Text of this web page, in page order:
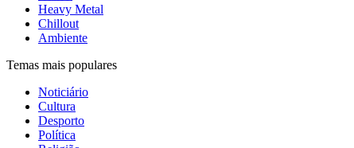
Heavy Metal
Chillout
Ambiente
Temas mais populares
Noticiário
Cultura
Desporto
Política